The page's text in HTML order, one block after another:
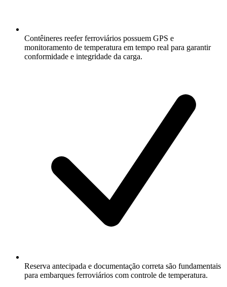
Contêineres reefer ferroviários possuem GPS e
monitoramento de temperatura em tempo real para garantir
conformidade e integridade da carga.
Reserva antecipada e documentação correta são fundamentais
para embarques ferroviários com controle de temperatura.